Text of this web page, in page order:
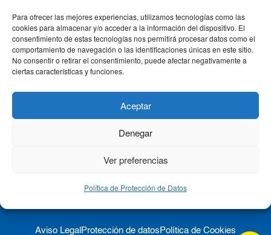
Para ofrecer las mejores experiencias, utilizamos tecnologías como las
cookies para almacenar y/o acceder a la información del dispositivo. El
consentimiento de estas tecnologías nos permitirá procesar datos como el
comportamiento de navegación o las identificaciones únicas en este sitio.
No consentir o retirar el consentimiento, puede afectar negativamente a
ciertas características y funciones.
Aceptar
Denegar
Ver preferencias
Política de Protección de Datos
CLÍNICA CEMTRO
QUIÉNES SOMOS
Aviso Legal Protección de datos Política de Cookies